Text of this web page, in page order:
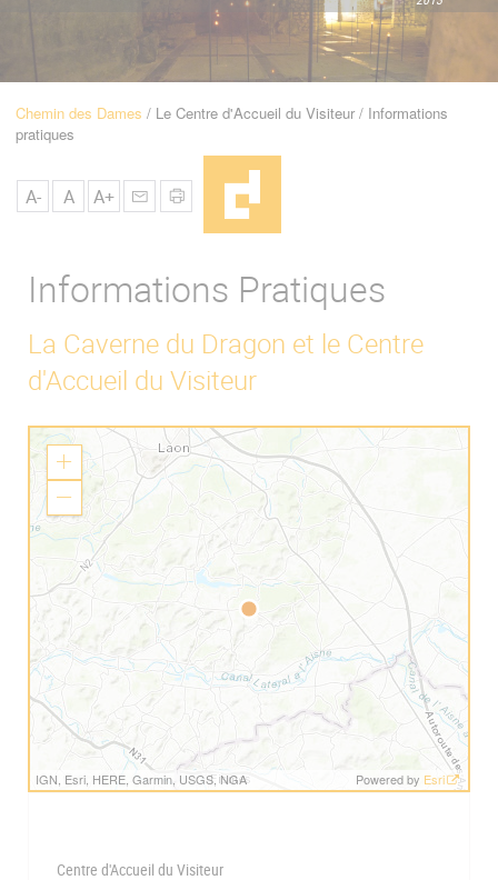
Navigation
Fil
Chemin des Dames Le Centre d'Accueil du Visiteur Informations
pratiques
A- A A+
Informations Pratiques
La Caverne du Dragon et le Centre
d'Accueil du Visiteur
IGN, Esri, HERE, Garmin, USGS, NGA Powered by Esri
Z
o
o
m
o
o
u
t
Centre d'Accueil du Visiteur